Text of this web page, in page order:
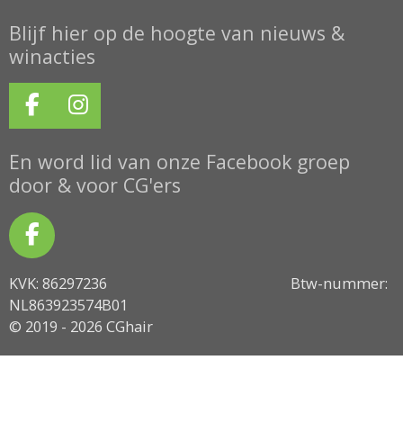
Blijf hier op de hoogte van nieuws &
winacties
F
a
c
e
o
o
k
I
n
s
t
m
En word lid van onze Facebook groep
door & voor CG'ers
F
a
c
e
b
o
KVK: 86297236 Btw-nummer:
NL863923574B01
© 2019 - 2026 CGhair